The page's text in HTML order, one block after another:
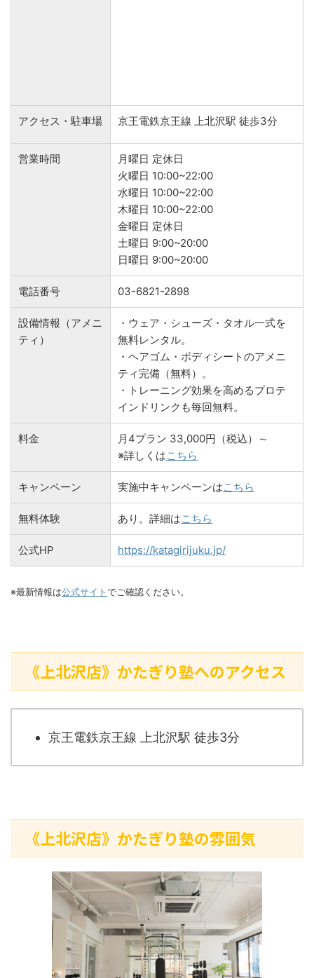
アクセス・駐車場 京王電鉄京王線 上北沢駅 徒歩3分
営業時間
月曜日 定休日
火曜日 10:00~22:00
水曜日 10:00~22:00
木曜日 10:00~22:00
金曜日 定休日
土曜日 9:00~20:00
日曜日 9:00~20:00
電話番号 03-6821-2898
設備情報（アメニ
ティ）
・ウェア・シューズ・タオル一式を
無料レンタル。
・ヘアゴム・ボディシートのアメニ
ティ完備（無料）。
・トレーニング効果を高めるプロテ
インドリンクも毎回無料。
料金
月4プラン 33,000円（税込）～
※詳しくはこちら
キャンペーン 実施中キャンペーンはこちら
無料体験 あり。詳細はこちら
公式HP https://katagirijuku.jp/
※最新情報は公式サイト でご確認ください。
《上北沢店》かたぎり塾へのアクセス
京王電鉄京王線 上北沢駅 徒歩3分
《上北沢店》かたぎり塾の雰囲気